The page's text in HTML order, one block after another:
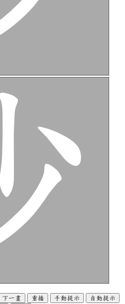
下一畫 重播 手動提示 自動提示